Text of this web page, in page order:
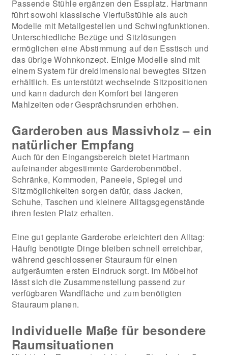
Passende Stühle ergänzen den Essplatz. Hartmann
führt sowohl klassische Vierfußstühle als auch
Modelle mit Metallgestellen und Schwingfunktionen.
Unterschiedliche Bezüge und Sitzlösungen
ermöglichen eine Abstimmung auf den Esstisch und
das übrige Wohnkonzept. Einige Modelle sind mit
einem System für dreidimensional bewegtes Sitzen
erhältlich. Es unterstützt wechselnde Sitzpositionen
und kann dadurch den Komfort bei längeren
Mahlzeiten oder Gesprächsrunden erhöhen.
Garderoben aus Massivholz – ein
natürlicher Empfang
Auch für den Eingangsbereich bietet Hartmann
aufeinander abgestimmte Garderobenmöbel.
Schränke, Kommoden, Paneele, Spiegel und
Sitzmöglichkeiten sorgen dafür, dass Jacken,
Schuhe, Taschen und kleinere Alltagsgegenstände
ihren festen Platz erhalten.
Eine gut geplante Garderobe erleichtert den Alltag:
Häufig benötigte Dinge bleiben schnell erreichbar,
während geschlossener Stauraum für einen
aufgeräumten ersten Eindruck sorgt. Im Möbelhof
lässt sich die Zusammenstellung passend zur
verfügbaren Wandfläche und zum benötigten
Stauraum planen.
Individuelle Maße für besondere
Raumsituationen